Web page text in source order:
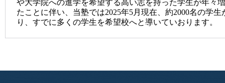
や大学院への進学を希望する高い志を持った学生が年々
たことに伴い、当塾では2025年5月現在、約2000名の学生
り、すでに多くの学生を希望校へと導いていおります。